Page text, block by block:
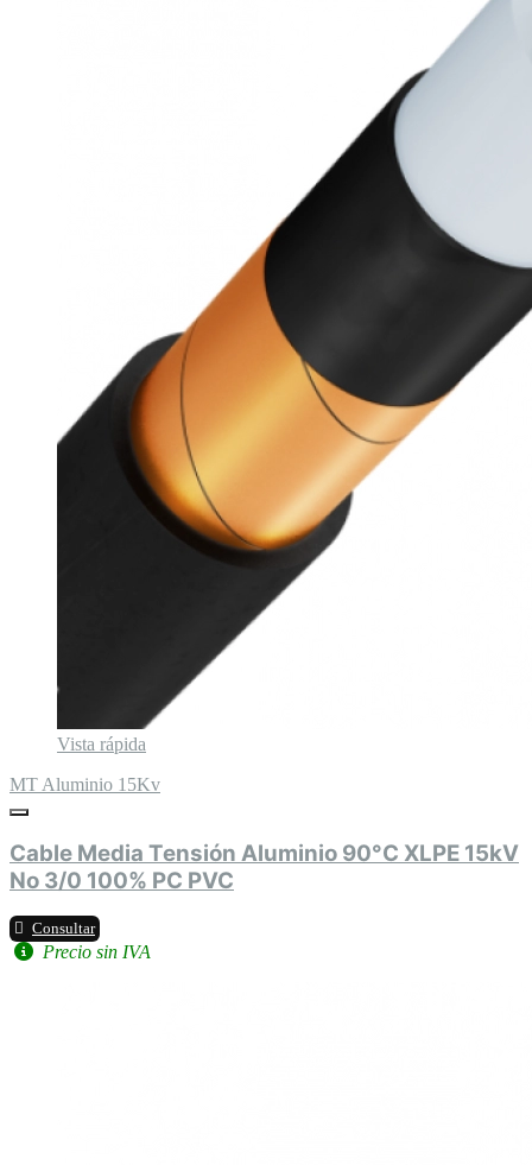
Vista rápida
MT Aluminio 15Kv
Cable Media Tensión Aluminio 90°C XLPE 15kV
No 3/0 100% PC PVC
Consultar
Precio sin IVA